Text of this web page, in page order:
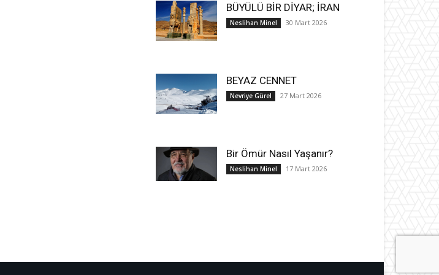
BÜYÜLÜ BİR DİYAR; İRAN
Neslihan Minel 30 Mart 2026
BEYAZ CENNET
Nevriye Gürel 27 Mart 2026
Bir Ömür Nasıl Yaşanır?
Neslihan Minel 17 Mart 2026